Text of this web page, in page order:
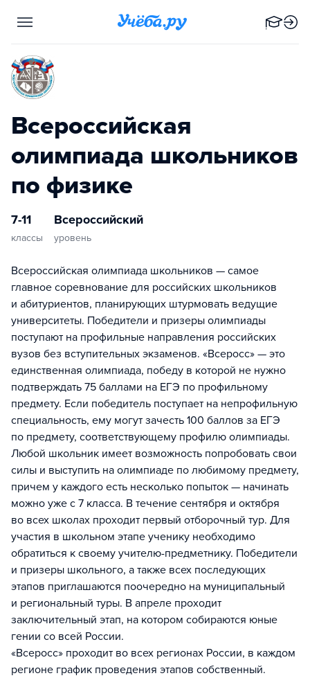
Всероссийская
олимпиада школьников
по физике
7-11
классы
Всероссийский
уровень
Всероссийская олимпиада школьников — самое
главное соревнование для российских школьников
и абитуриентов, планирующих штурмовать ведущие
университеты. Победители и призеры олимпиады
поступают на профильные направления российских
вузов без вступительных экзаменов. «Всеросс» — это
единственная олимпиада, победу в которой не нужно
подтверждать 75 баллами на ЕГЭ по профильному
предмету. Если победитель поступает на непрофильную
специальность, ему могут зачесть 100 баллов за ЕГЭ
по предмету, соответствующему профилю олимпиады.
Любой школьник имеет возможность попробовать свои
силы и выступить на олимпиаде по любимому предмету,
причем у каждого есть несколько попыток — начинать
можно уже с 7 класса. В течение сентября и октября
во всех школах проходит первый отборочный тур. Для
участия в школьном этапе ученику необходимо
обратиться к своему учителю-предметнику. Победители
и призеры школьного, а также всех последующих
этапов приглашаются поочередно на муниципальный
и региональный туры. В апреле проходит
заключительный этап, на котором собираются юные
гении со всей России.
«Всеросс» проходит во всех регионах России, в каждом
регионе график проведения этапов собственный.